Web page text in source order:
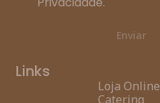
Enviar
Links
Loja Online
Catering